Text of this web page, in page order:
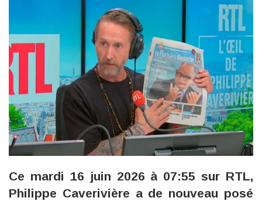
Ce mardi 16 juin 2026 à 07:55 sur RTL,
Philippe Caverivière a de nouveau posé